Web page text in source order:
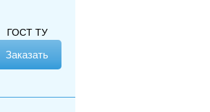
ГОСТ ТУ
Заказать